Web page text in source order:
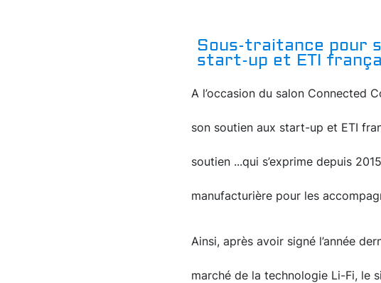
Sous-traitance pour
start-up et ETI
A l’occasion du salon Connected
son soutien aux start-up et ETI
soutien ...qui s’exprime depuis
manufacturière pour les
Ainsi, après avoir signé l’année
marché de la technologie Li-Fi, le